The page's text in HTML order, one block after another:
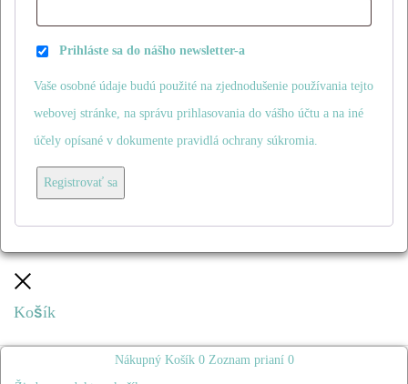
Prihláste sa do nášho newsletter-a
Vaše osobné údaje budú použité na zjednodušenie používania tejto
webovej stránke, na správu prihlasovania do vášho účtu a na iné
účely opísané v dokumente pravidlá ochrany súkromia.
Registrovať sa
Košík
Nákupný Košík 0 Zoznam prianí 0